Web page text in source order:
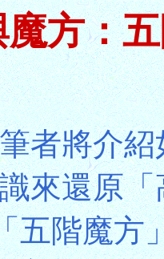
方：
者將介
來還原
五階魔方